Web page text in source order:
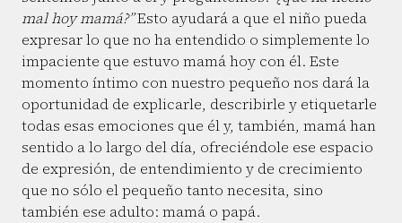
mal hoy mamá?”Esto ayudará a que el niño pueda
expresar lo que no ha entendido o simplemente lo
impaciente que estuvo mamá hoy con él. Este
momento íntimo con nuestro pequeño nos dará la
oportunidad de explicarle, describirle y etiquetarle
todas esas emociones que él y, también, mamá han
sentido a lo largo del día, ofreciéndole ese espacio
de expresión, de entendimiento y de crecimiento
que no sólo el pequeño tanto necesita, sino
también ese adulto: mamá o papá.